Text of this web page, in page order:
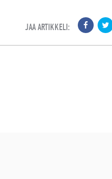
JAA ARTIKKELI: